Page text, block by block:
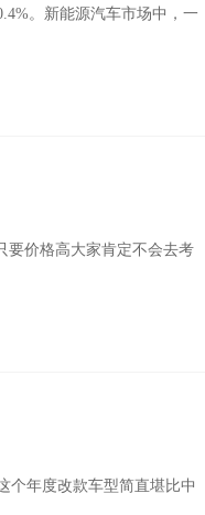
。新能源汽车市场中，一
要价格高大家肯定不会去考
个年度改款车型简直堪比中